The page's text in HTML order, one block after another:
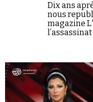
Dix ans
nous
magazine